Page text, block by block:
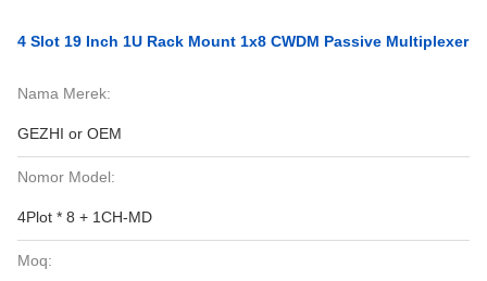
4 Slot 19 Inch 1U Rack Mount 1x8 CWDM Passive Multiplexer
Nama Merek:
GEZHI or OEM
Nomor Model:
4Plot * 8 + 1CH-MD
Moq: